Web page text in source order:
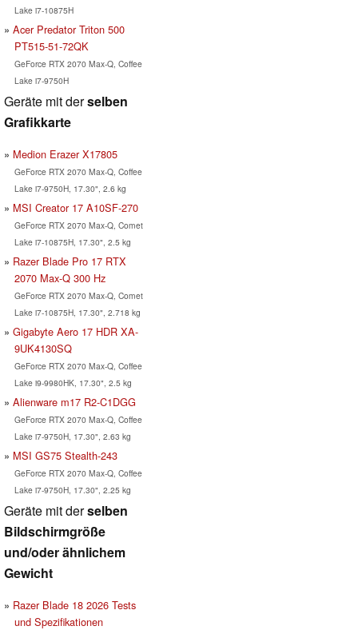
Lake i7-10875H
Acer Predator Triton 500
PT515-51-72QK
GeForce RTX 2070 Max-Q, Coffee
Lake i7-9750H
Geräte mit derselben
Grafikkarte
Medion Erazer X17805
GeForce RTX 2070 Max-Q, Coffee
Lake i7-9750H, 17.30", 2.6 kg
MSI Creator 17 A10SF-270
GeForce RTX 2070 Max-Q, Comet
Lake i7-10875H, 17.30", 2.5 kg
Razer Blade Pro 17 RTX
2070 Max-Q 300 Hz
GeForce RTX 2070 Max-Q, Comet
Lake i7-10875H, 17.30", 2.718 kg
Gigabyte Aero 17 HDR XA-
9UK4130SQ
GeForce RTX 2070 Max-Q, Coffee
Lake i9-9980HK, 17.30", 2.5 kg
Alienware m17 R2-C1DGG
GeForce RTX 2070 Max-Q, Coffee
Lake i7-9750H, 17.30", 2.63 kg
MSI GS75 Stealth-243
GeForce RTX 2070 Max-Q, Coffee
Lake i7-9750H, 17.30", 2.25 kg
Geräte mit derselben
Bildschirmgröße
und/oder ähnlichem
Gewicht
Razer Blade 18 2026 Tests
und Spezifikationen